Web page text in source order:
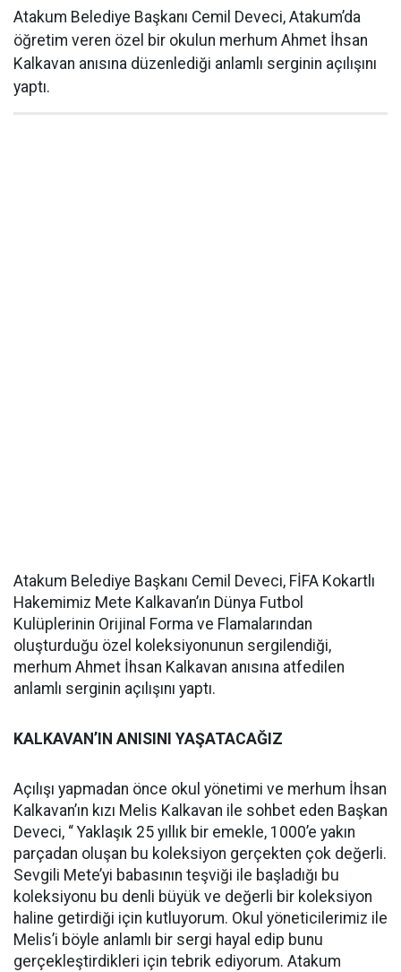
Atakum Belediye Başkanı Cemil Deveci, Atakum’da
öğretim veren özel bir okulun merhum Ahmet İhsan
Kalkavan anısına düzenlediği anlamlı serginin açılışını
yaptı.
Atakum Belediye Başkanı Cemil Deveci, FİFA Kokartlı
Hakemimiz Mete Kalkavan’ın Dünya Futbol
Kulüplerinin Orijinal Forma ve Flamalarından
oluşturduğu özel koleksiyonunun sergilendiği,
merhum Ahmet İhsan Kalkavan anısına atfedilen
anlamlı serginin açılışını yaptı.
KALKAVAN’IN ANISINI YAŞATACAĞIZ
Açılışı yapmadan önce okul yönetimi ve merhum İhsan
Kalkavan’ın kızı Melis Kalkavan ile sohbet eden Başkan
Deveci, “ Yaklaşık 25 yıllık bir emekle, 1000’e yakın
parçadan oluşan bu koleksiyon gerçekten çok değerli.
Sevgili Mete’yi babasının teşviği ile başladığı bu
koleksiyonu bu denli büyük ve değerli bir koleksiyon
haline getirdiği için kutluyorum. Okul yöneticilerimiz ile
Melis’i böyle anlamlı bir sergi hayal edip bunu
gerçekleştirdikleri için tebrik ediyorum. Atakum